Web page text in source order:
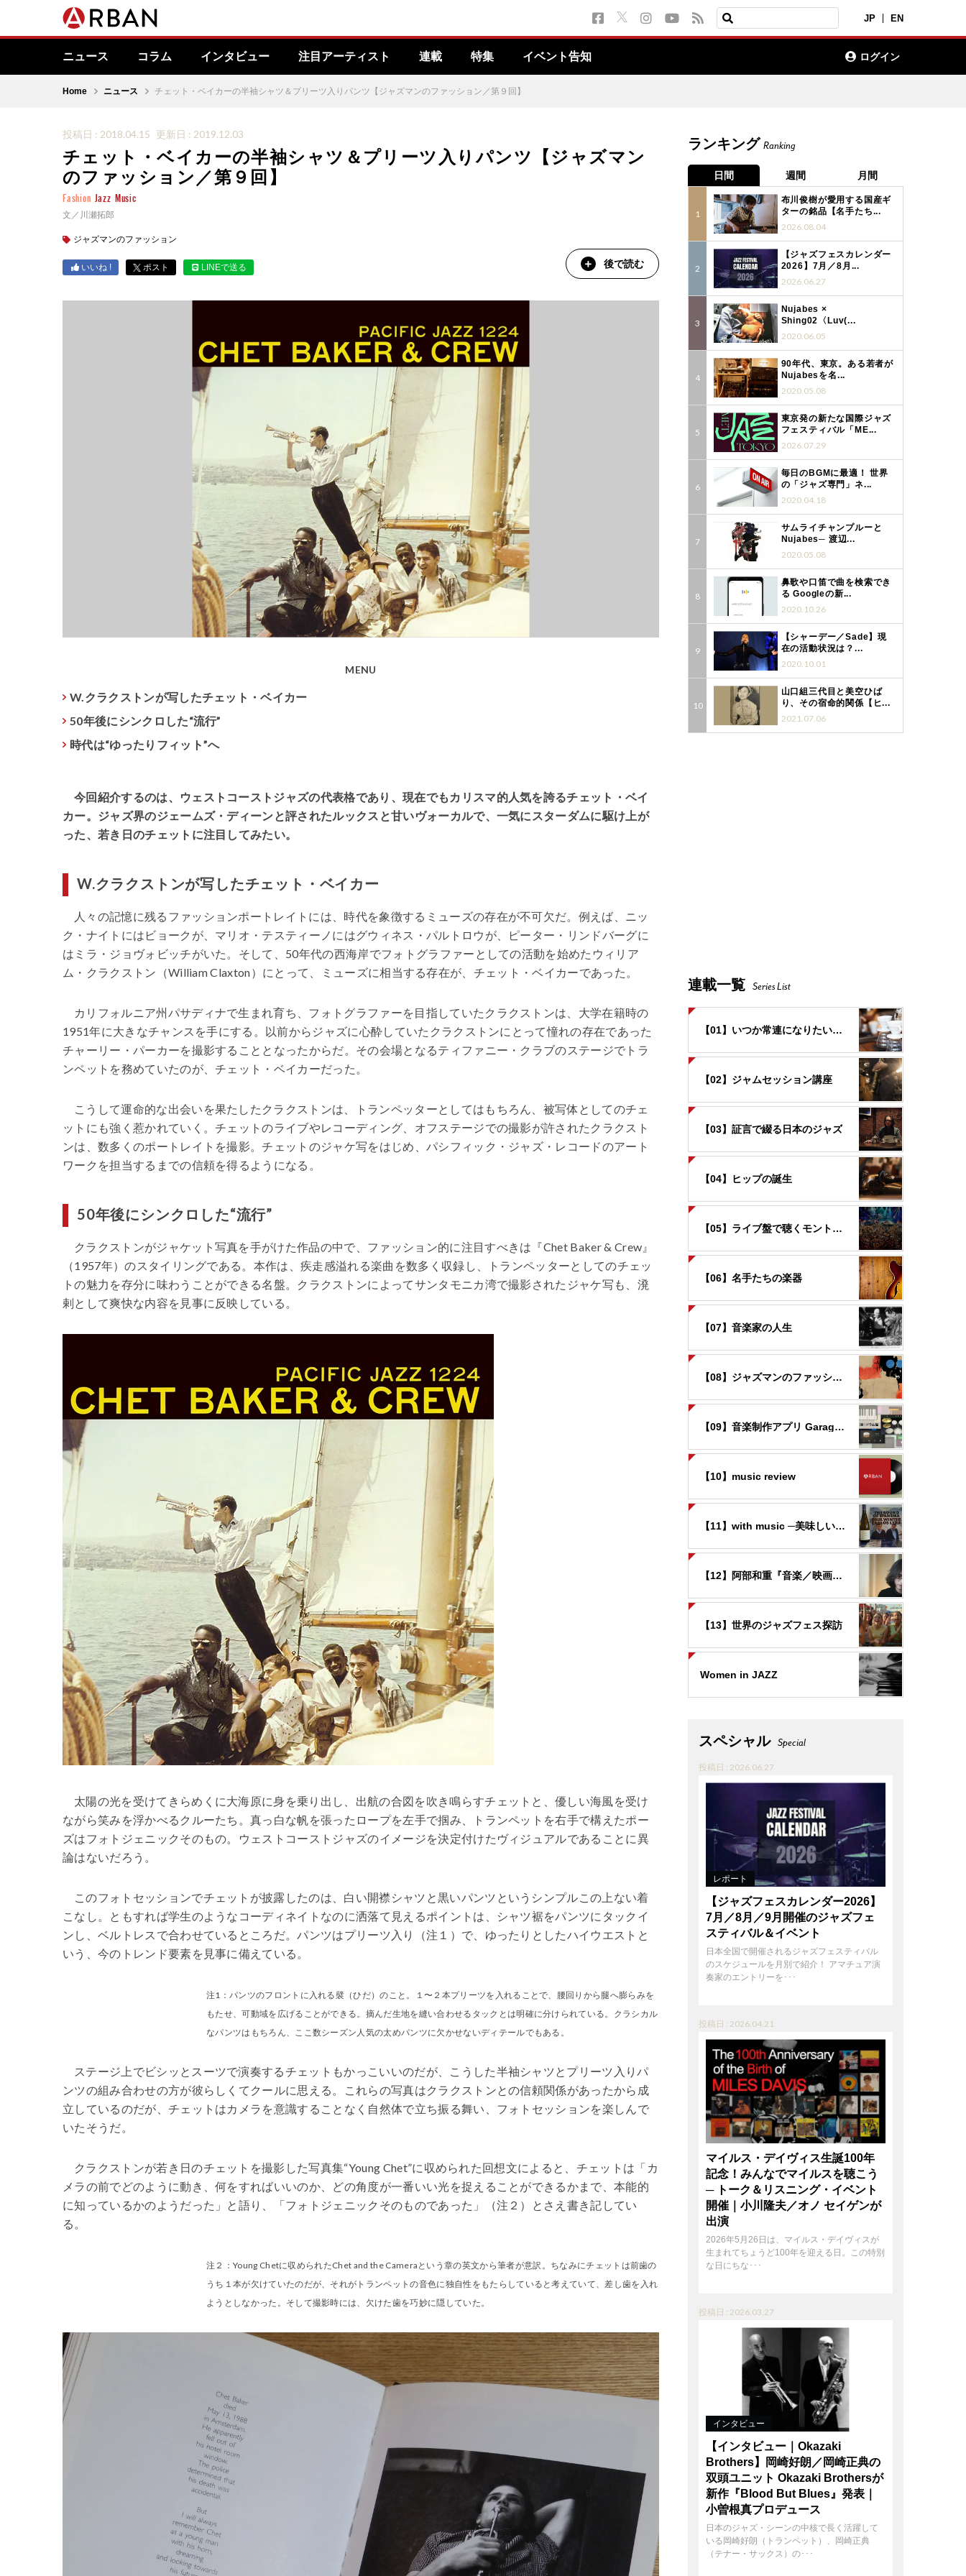
JP EN
ニュース コラム インタビュー 注目アーティスト 連載 特集 イベント告知 ログイン
Home ニュース チェット・ベイカーの半袖シャツ＆プリーツ入りパンツ【ジャズマンのファッション／第９回】
投稿日 : 2018.04.15 更新日 : 2019.12.03
チェット・ベイカーの半袖シャツ＆プリーツ入りパンツ【ジャズマン
のファッション／第９回】
Fashion Jazz Music
文／川瀬拓郎
ジャズマンのファッション
いいね ! ポスト LINEで送る 後で読む
MENU
W.クラクストンが写したチェット・ベイカー
50年後にシンクロした“流行”
時代は“ゆったりフィット”へ
今回紹介するのは、ウェストコーストジャズの代表格であり、現在でもカリスマ的人気を誇るチェット・ベイ
カー。ジャズ界のジェームズ・ディーンと評されたルックスと甘いヴォーカルで、一気にスターダムに駆け上が
った、若き日のチェットに注目してみたい。
W.クラクストンが写したチェット・ベイカー
人々の記憶に残るファッションポートレイトには、時代を象徴するミューズの存在が不可欠だ。例えば、ニッ
ク・ナイトにはビョークが、マリオ・テスティーノにはグウィネス・パルトロウが、ピーター・リンドバーグに
はミラ・ジョヴォビッチがいた。そして、50年代の西海岸でフォトグラファーとしての活動を始めたウィリア
ム・クラクストン（William Claxton）にとって、ミューズに相当する存在が、チェット・ベイカーであった。
カリフォルニア州パサディナで生まれ育ち、フォトグラファーを目指していたクラクストンは、大学在籍時の
1951年に大きなチャンスを手にする。以前からジャズに心酔していたクラクストンにとって憧れの存在であった
チャーリー・パーカーを撮影することとなったからだ。その会場となるティファニー・クラブのステージでトラ
ンペットを務めていたのが、チェット・ベイカーだった。
こうして運命的な出会いを果たしたクラクストンは、トランペッターとしてはもちろん、被写体としてのチェ
ットにも強く惹かれていく。チェットのライブやレコーディング、オフステージでの撮影が許されたクラクスト
ンは、数多くのポートレイトを撮影。チェットのジャケ写をはじめ、パシフィック・ジャズ・レコードのアート
ワークを担当するまでの信頼を得るようになる。
50年後にシンクロした“流行”
クラクストンがジャケット写真を手がけた作品の中で、ファッション的に注目すべきは『Chet Baker & Crew』
（1957年）のスタイリングである。本作は、疾走感溢れる楽曲を数多く収録し、トランペッターとしてのチェッ
トの魅力を存分に味わうことができる名盤。クラクストンによってサンタモニカ湾で撮影されたジャケ写も、溌
剌として爽快な内容を見事に反映している。
太陽の光を受けてきらめくに大海原に身を乗り出し、出航の合図を吹き鳴らすチェットと、優しい海風を受け
ながら笑みを浮かべるクルーたち。真っ白な帆を張ったロープを左手で掴み、トランペットを右手で構えたポー
ズはフォトジェニックそのもの。ウェストコーストジャズのイメージを決定付けたヴィジュアルであることに異
論はないだろう。
このフォトセッションでチェットが披露したのは、白い開襟シャツと黒いパンツというシンプルこの上ない着
こなし。ともすれば学生のようなコーディネイトなのに洒落て見えるポイントは、シャツ裾をパンツにタックイ
ンし、ベルトレスで合わせているところだ。パンツはプリーツ入り（注１）で、ゆったりとしたハイウエストと
いう、今のトレンド要素を見事に備えている。
注1：パンツのフロントに入れる襞（ひだ）のこと。１〜２本プリーツを入れることで、腰回りから腿へ膨らみを
もたせ、可動域を広げることができる。摘んだ生地を縫い合わせるタックとは明確に分けられている。クラシカル
なパンツはもちろん、ここ数シーズン人気の太めパンツに欠かせないディテールでもある。
ステージ上でビシッとスーツで演奏するチェットもかっこいいのだが、こうした半袖シャツとプリーツ入りパ
ンツの組み合わせの方が彼らしくてクールに思える。これらの写真はクラクストンとの信頼関係があったから成
立しているのだが、チェットはカメラを意識することなく自然体で立ち振る舞い、フォトセッションを楽しんで
いたそうだ。
クラクストンが若き日のチェットを撮影した写真集“Young Chet”に収められた回想文によると、チェットは「カ
メラの前でどのように動き、何をすればいいのか、どの角度が一番いい光を捉えることができるかまで、本能的
に知っているかのようだった」と語り、「フォトジェニックそのものであった」（注２）とさえ書き記してい
る。
注２： Young Chetに収められたChet and the Cameraという章の英文から筆者が意訳。ちなみにチェットは前歯の
うち１本が欠けていたのだが、それがトランペットの音色に独自性をもたらしていると考えていて、差し歯を入れ
ようとしなかった。そして撮影時には、欠けた歯を巧妙に隠していた。
ランキング Ranking
日間 週間 月間
布川俊樹が愛用する国産ギ
ターの銘品【名手たち...
2026.08.04
【ジャズフェスカレンダー
2026】7月／8月...
2026.06.27
Nujabes ×
Shing02〈Luv(...
2020.06.05
90年代、東京。ある若者が
Nujabesを名...
2020.05.08
東京発の新たな国際ジャズ
フェスティバル「ME...
2026.07.29
毎日のBGMに最適！ 世界
の「ジャズ専門」ネ...
2020.04.18
サムライチャンプルーと
Nujabes─ 渡辺...
2020.05.08
鼻歌や口笛で曲を検索でき
る Googleの新...
2020.10.26
【シャーデー／Sade】現
在の活動状況は？...
2020.10.01
山口組三代目と美空ひば
り、その宿命的関係【ヒ...
2021.07.06
連載一覧 Series List
【01】いつか常連になりたいお店
【02】ジャムセッション講座
【03】証言で綴る日本のジャズ
【04】ヒップの誕生
【05】ライブ盤で聴くモントルー
【06】名手たちの楽器
【07】音楽家の人生
【08】ジャズマンのファッション
【09】音楽制作アプリ GarageBandの世界
【10】music review
【11】with music ─美味しいお酒と音楽と─
【12】阿部和重『音楽／映画覚書』
【13】世界のジャズフェス探訪
Women in JAZZ
スペシャル Special
投稿日 : 2026.06.27
レポート
【ジャズフェスカレンダー2026】
7月／8月／9月開催のジャズフェ
スティバル＆イベント
日本全国で開催されるジャズフェスティバル
のスケジュールを月別で紹介！ アマチュア演
奏家のエントリーを･･･
投稿日 : 2026.04.21
マイルス・デイヴィス生誕100年
記念！みんなでマイルスを聴こう
─ トーク＆リスニング・イベント
開催｜小川隆夫／オノ セイゲンが
出演
2026年5月26日は、マイルス・デイヴィスが
生まれてちょうど100年を迎える日。この特別
な日にちな･･･
投稿日 : 2026.03.27
インタビュー
【インタビュー｜Okazaki
Brothers】岡崎好朗／岡崎正典の
双頭ユニット Okazaki Brothersが
新作『Blood But Blues』発表｜
小曽根真プロデュース
日本のジャズ・シーンの中核で長く活躍して
いる岡崎好朗（トランペット）、岡崎正典
（テナー・サックス）の･･･